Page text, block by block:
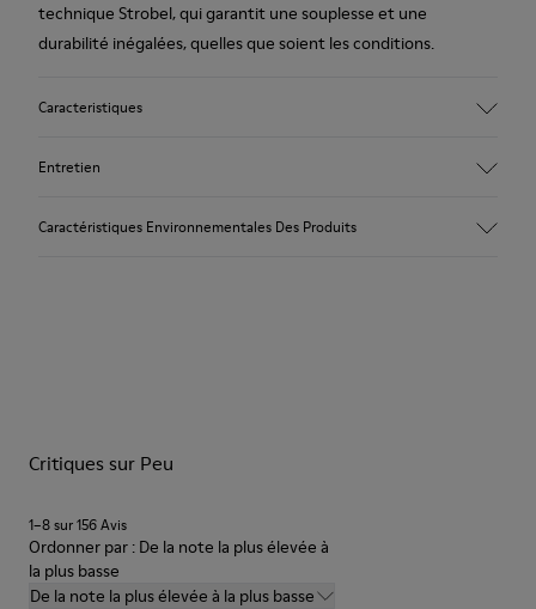
technique Strobel, qui garantit une souplesse et une
durabilité inégalées, quelles que soient les conditions.
Caracteristiques
Bleu
Entretien
des chaussures
Caractéristiques Environnementales Des Produits
Critiques sur Peu
1–8 sur 156 Avis
Ordonner par : De la note la plus élevée à
la plus basse
De la note la plus élevée à la plus basse